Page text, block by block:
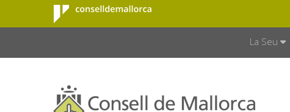
Salta al contingut principal
Consell de
Mallorca
La Seu